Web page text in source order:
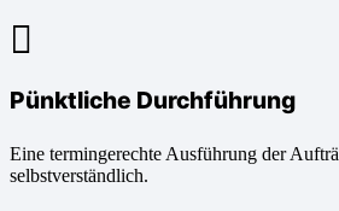
Pünktliche Durchführung
Eine termingerechte Ausführung der
selbstverständlich.